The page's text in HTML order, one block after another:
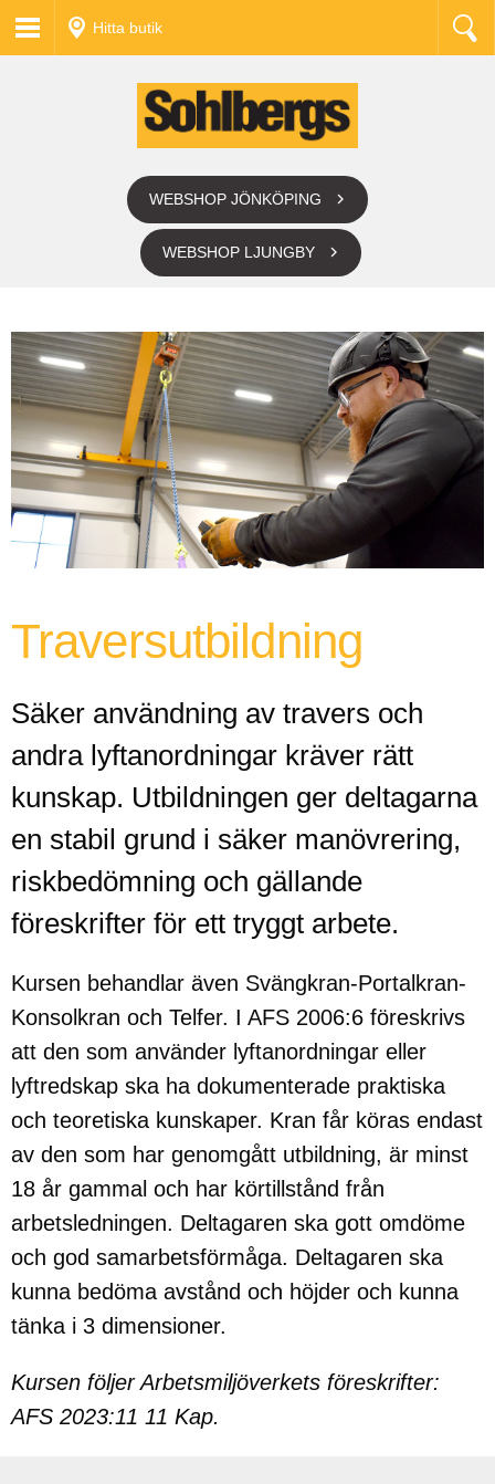
Hitta butik
WEBSHOP JÖNKÖPING
WEBSHOP LJUNGBY
Traversutbildning
Säker användning av travers och
andra lyftanordningar kräver rätt
kunskap. Utbildningen ger deltagarna
en stabil grund i säker manövrering,
riskbedömning och gällande
föreskrifter för ett tryggt arbete.
Kursen behandlar även Svängkran-Portalkran-
Konsolkran och Telfer. I AFS 2006:6 föreskrivs
att den som använder lyftanordningar eller
lyftredskap ska ha dokumenterade praktiska
och teoretiska kunskaper. Kran får köras endast
av den som har genomgått utbildning, är minst
18 år gammal och har körtillstånd från
arbetsledningen. Deltagaren ska gott omdöme
och god samarbetsförmåga. Deltagaren ska
kunna bedöma avstånd och höjder och kunna
tänka i 3 dimensioner.
Kursen följer Arbetsmiljöverkets föreskrifter:
AFS 2023:11 11 Kap.